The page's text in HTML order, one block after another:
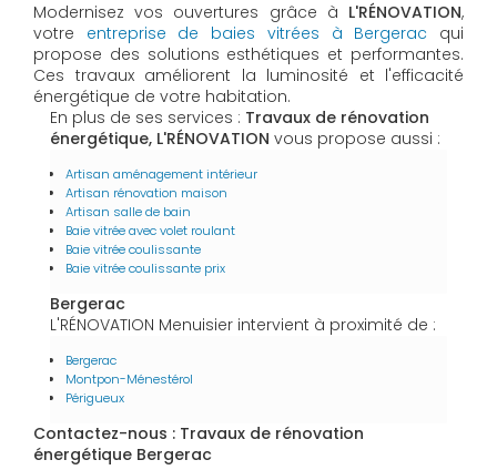
Modernisez vos ouvertures grâce à L'RÉNOVATION,
votre entreprise de baies vitrées à Bergerac qui
propose des solutions esthétiques et performantes.
Ces travaux améliorent la luminosité et l'efficacité
énergétique de votre habitation.
En plus de ses services : Travaux de rénovation
énergétique, L'RÉNOVATION vous propose aussi :
Artisan aménagement intérieur
Artisan rénovation maison
Artisan salle de bain
Baie vitrée avec volet roulant
Baie vitrée coulissante
Baie vitrée coulissante prix
Bergerac
L'RÉNOVATION Menuisier intervient à proximité de :
Bergerac
Montpon-Ménestérol
Périgueux
Contactez-nous : Travaux de rénovation
énergétique Bergerac